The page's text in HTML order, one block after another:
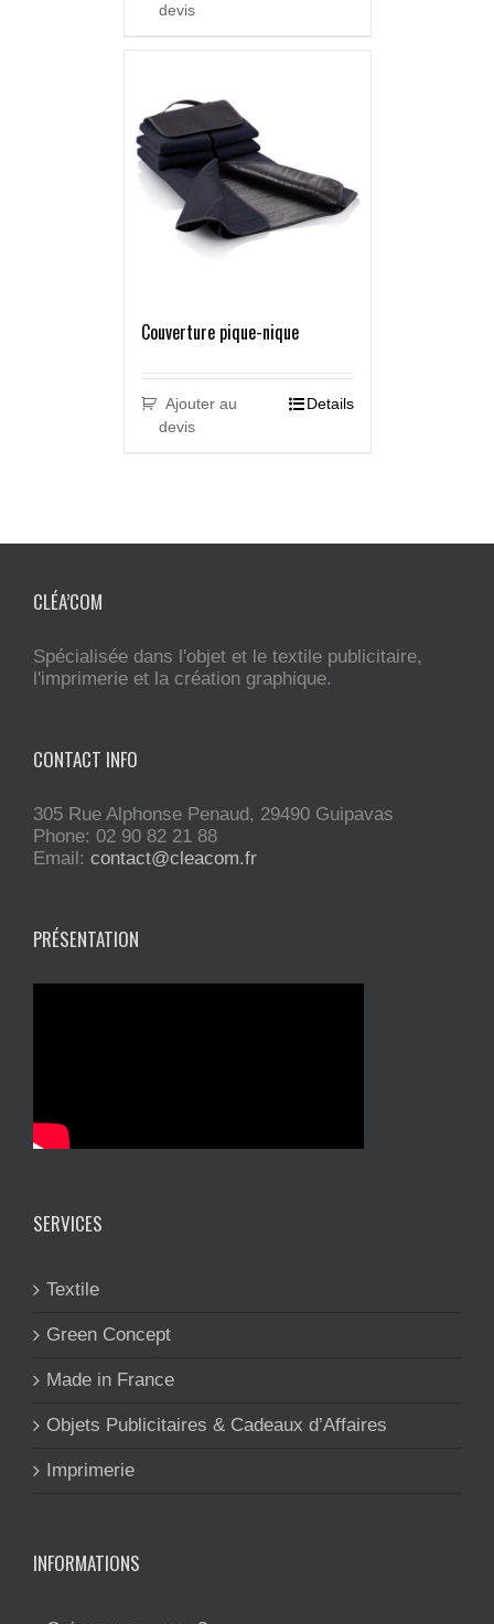
devis
Couverture pique-nique
Ajouter au
devis
Details
CLÉA’COM
Spécialisée dans l'objet et le textile publicitaire,
l'imprimerie et la création graphique.
CONTACT INFO
305 Rue Alphonse Penaud, 29490 Guipavas
Phone: 02 90 82 21 88
Email: contact@cleacom.fr
PRÉSENTATION
SERVICES
Textile
Green Concept
Made in France
Objets Publicitaires & Cadeaux d’Affaires
Imprimerie
INFORMATIONS